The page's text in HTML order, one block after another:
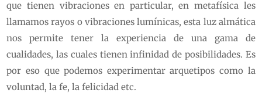
que tienen vibraciones en particular, en metafísica les
llamamos rayos o vibraciones lumínicas, esta luz almática
nos permite tener la experiencia de una gama de
cualidades, las cuales tienen infinidad de posibilidades. Es
por eso que podemos experimentar arquetipos como la
voluntad, la fe, la felicidad etc.